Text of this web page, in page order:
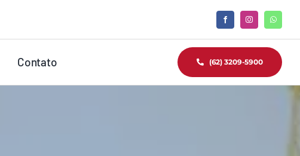
Contato (62) 3209-5900